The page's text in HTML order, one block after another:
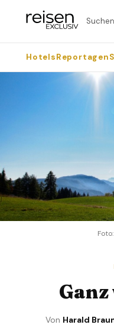
Suchen
HotelsReportagen
Von Harald